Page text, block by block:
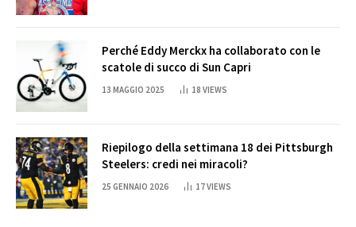
Perché Eddy Merckx ha collaborato con le
scatole di succo di Sun Capri
13 MAGGIO 2025 18 VIEWS
Riepilogo della settimana 18 dei Pittsburgh
Steelers: credi nei miracoli?
25 GENNAIO 2026 17VIEWS